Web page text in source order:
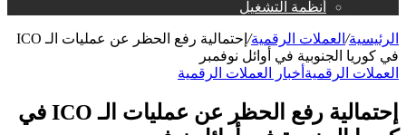
أنظمة التشغيل
الرئيسية/ العملات الرقمية/
إحتمالية رفع الحظر عن عمليات الـ ICO
في كوريا الجنوبية في أوائل نوفمبر
العملات الرقمية أخبار العملات الرقمية
إحتمالية رفع الحظر عن عمليات الـ ICO في